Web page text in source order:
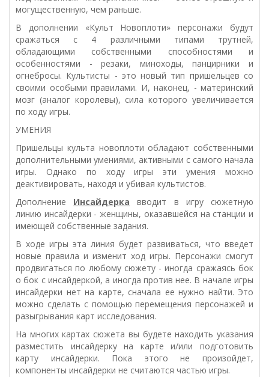
могущественную, чем раньше.
В дополнении «Культ Новоплоти» персонажи будут
сражаться с 4 различными типами трутней,
обладающими собственными способностями и
особенностями - резаки, миноходы, панцирники и
огнебросы. Культисты - это новый тип пришельцев со
своими особыми правилами. И, наконец, - материнский
мозг (аналог королевы), сила которого увеличивается
по ходу игры.
УМЕНИЯ
Пришельцы культа новоплоти обладают собственными
дополнительными умениями, активными с самого начала
игры. Однако по ходу игры эти умения можно
деактивировать, находя и убивая культистов.
Дополнение Инсайдерка вводит в игру сюжетную
линию инсайдерки - женщины, оказавшейся на станции и
имеющей собственные задания.
В ходе игры эта линия будет развиваться, что введет
новые правила и изменит ход игры. Персонажи смогут
продвигаться по любому сюжету - иногда сражаясь бок
о бок с инсайдеркой, а иногда против нее. В начале игры
инсайдерки нет на карте, сначала ее нужно найти. Это
можно сделать с помощью перемещения персонажей и
разыгрывания карт исследования.
На многих картах сюжета вы будете находить указания
разместить инсайдерку на карте и/или подготовить
карту инсайдерки. Пока этого не произойдет,
компоненты инсайдерки не считаются частью игры.